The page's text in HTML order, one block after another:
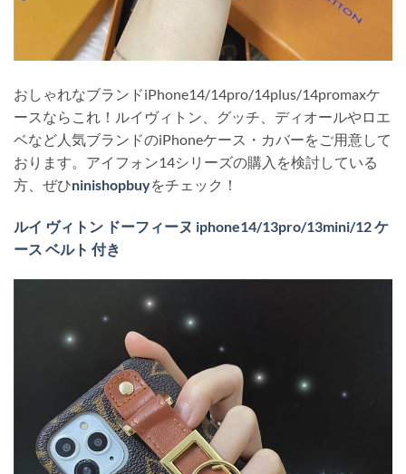
おしゃれなブランドiPhone14/14pro/14plus/14promaxケ
ースならこれ！ルイヴィトン、グッチ、ディオールやロエ
ベなど人気ブランドのiPhoneケース・カバーをご用意して
おります。アイフォン14シリーズの購入を検討している
方、ぜひninishopbuyをチェック！
ルイ ヴィトン ドーフィーヌ iphone14/13pro/13mini/12 ケ
ース ベルト 付き